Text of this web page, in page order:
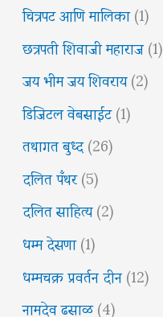
चित्रपट आणि मालिका(1)
छत्रपती शिवाजी महाराज(1)
जय भीम जय शिवराय(2)
डिजिटल वेबसाईट(1)
तथागत बुध्द(26)
दलित पँथर(5)
दलित साहित्य(2)
धम्म देसणा(1)
धम्मचक्र प्रवर्तन दीन(12)
नामदेव ढसाळ(4)